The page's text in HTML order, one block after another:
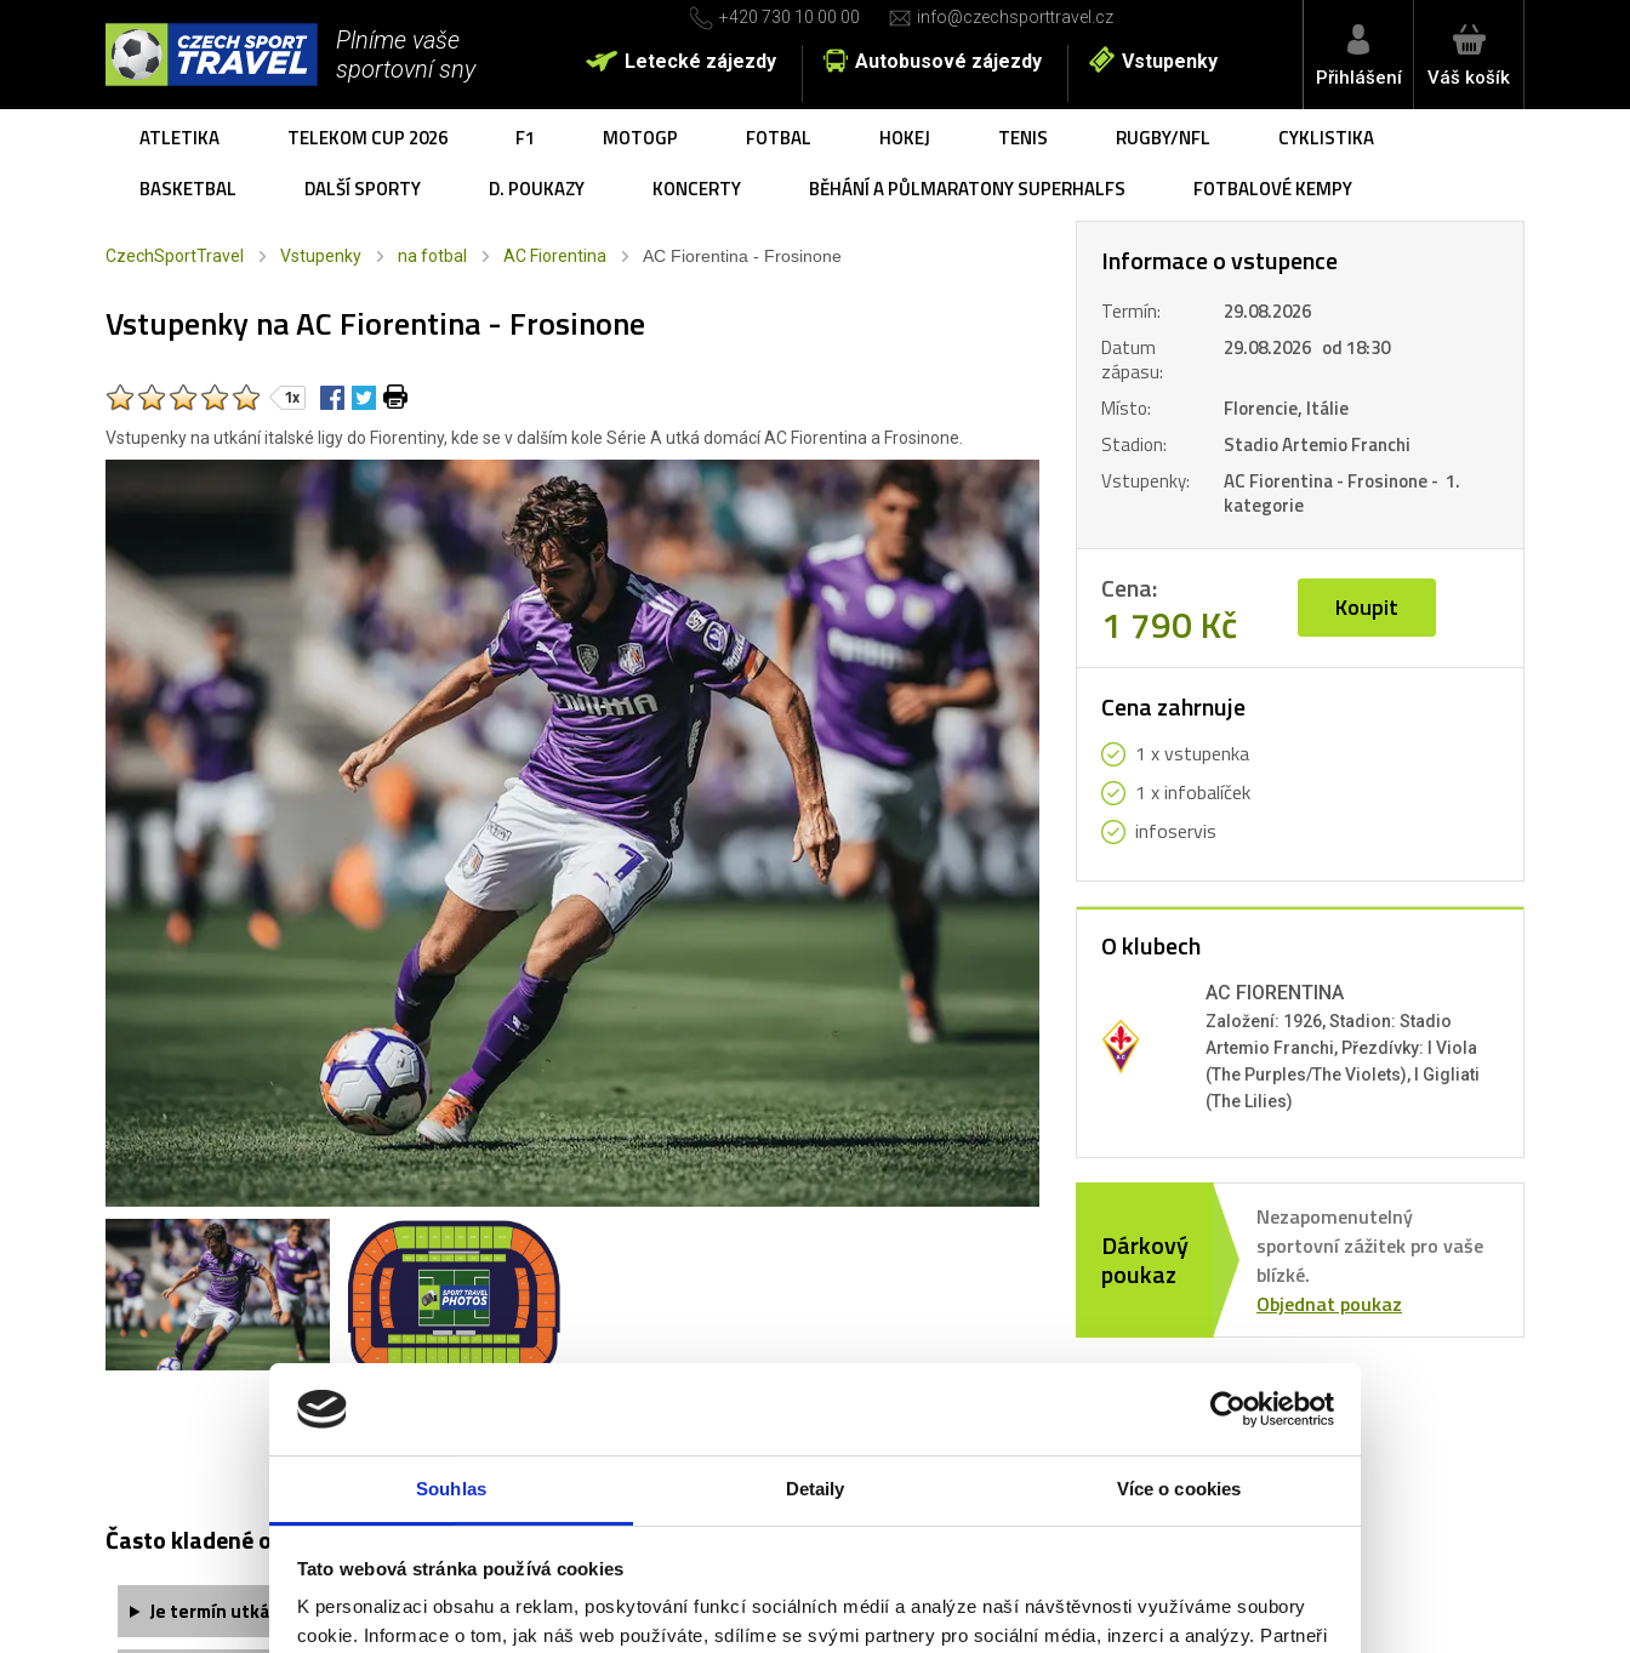
Souhlas Detaily Více o cookies
Tato webová stránka používá cookies
K personalizaci obsahu a reklam, poskytování funkcí sociálních médií a analýze naší návštěvnosti využíváme soubory
cookie. Informace o tom, jak náš web používáte, sdílíme se svými partnery pro sociální média, inzerci a analýzy. Partneři
Plníme vaše
sportovní sny
+420 730 10 00 00 info@czechsporttravel.cz
Letecké zájezdy Autobusové zájezdy Vstupenky
Přihlášení Váš košík
ATLETIKA TELEKOM CUP 2026 F1 MOTOGP FOTBAL HOKEJ TENIS RUGBY/NFL
CYKLISTIKA
BASKETBAL
DALŠÍ SPORTY D. POUKAZY KONCERTY BĚHÁNÍ A PŮLMARATONY SUPERHALFS FOTBALOVÉ KEMPY
CzechSportTravel Vstupenky na fotbal AC Fiorentina AC Fiorentina - Frosinone
Vstupenky na AC Fiorentina - Frosinone
1x
Vstupenky na utkání italské ligy do Fiorentiny, kde se v dalším kole Série A utká domácí AC Fiorentina a Frosinone.
AC FIORENTINA - FROSINONE CALCIO
Často kladené otázky:
Je termín utkání finálně potvrzený?
Informace o vstupence
Termín:
29.08.2026
Datum
zápasu:
29.08.2026 od 18:30
Místo:
Florencie, Itálie
Stadion:
Stadio Artemio Franchi
Vstupenky:
AC Fiorentina - Frosinone - 1.
kategorie
Cena:
1 790 Kč Koupit
Cena zahrnuje
1 x vstupenka
1 x infobalíček
infoservis
O klubech
AC FIORENTINA
Založení: 1926, Stadion: Stadio
Artemio Franchi, Přezdívky: I Viola
(The Purples/The Violets), I Gigliati
(The Lilies)
Dárkový
poukaz
Nezapomenutelný
sportovní zážitek pro vaše
blízké.
Objednat poukaz